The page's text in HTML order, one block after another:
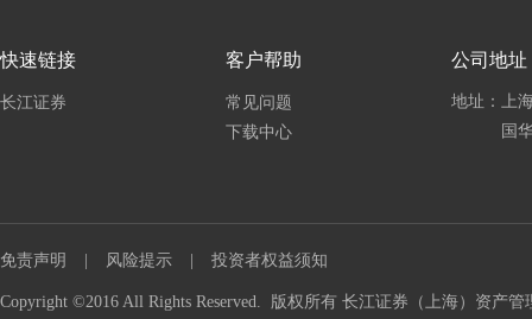
快速链接
长江证券
客户帮助
常见问题
下载中心
公司地址
地址：上
国
免责声明 风险提示 投资者权益须知
Copyright ©2016 All Rights Reserved. 版权所有 长江证券（上海）资产